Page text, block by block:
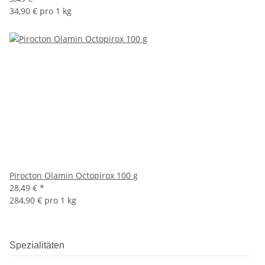
34,90 € pro 1 kg
Pirocton Olamin Octopirox 100 g
28,49 € *
284,90 € pro 1 kg
Spezialitäten